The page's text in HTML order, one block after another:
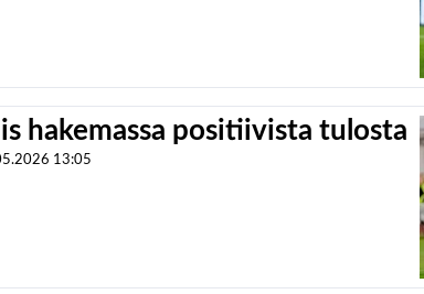
hakemassa positiivista tulosta
13:05